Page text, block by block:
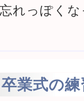
忘れっぽく
卒業式の練